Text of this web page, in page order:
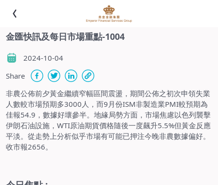
金匯快訊及每日市場重點-1004
2024-10-04
Share
非農公佈前夕黃金繼續窄幅區間震盪，期間公佈之初次申領失業
人數較市場預期多3000人，而9月份ISM非製造業PMI較預期為
佳報54.9，數據好壞參半。地緣局勢方面，市場焦慮以色列襲擊
伊朗石油設施，WTI原油期貨價格隨後一度飆升5.5%但黃金反應
平淡。從走勢上分析似乎市場有可能已押注今晚非農數據偏好。
收市報2656。